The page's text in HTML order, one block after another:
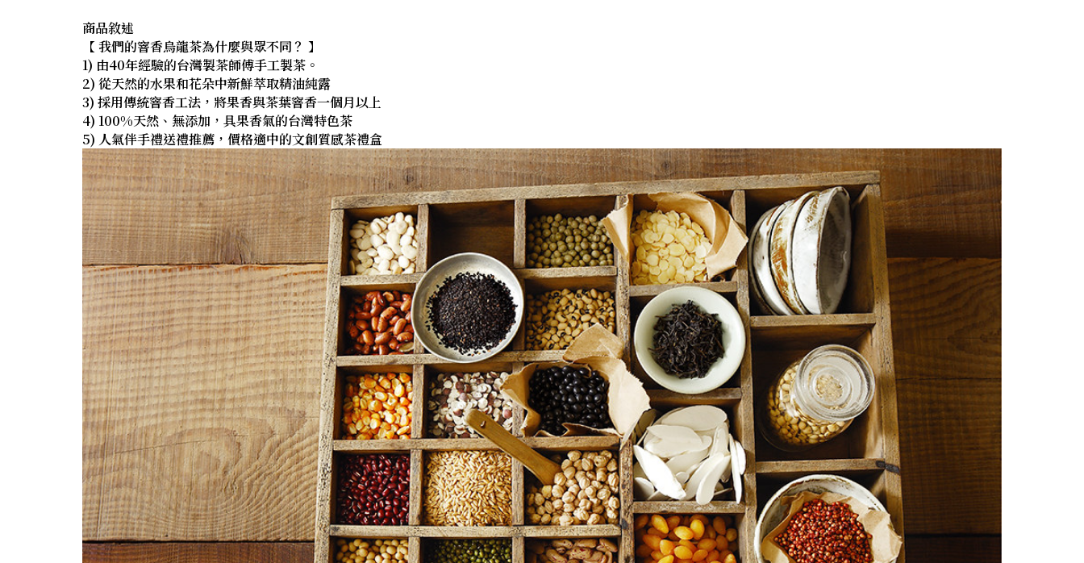
商品敘述
【 我們的窨香烏龍茶為什麼與眾不同？ 】
1) 由40年經驗的台灣製茶師傅手工製茶。
2) 從天然的水果和花朵中新鮮萃取精油純露
3) 採用傳統窨香工法，將果香與茶葉窨香一個月以上
4) 100%天然、無添加，具果香氣的台灣特色茶
5) 人氣伴手禮送禮推薦，價格適中的文創質感茶禮盒